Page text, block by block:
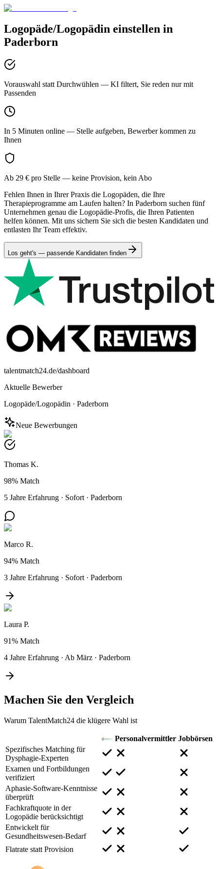
Logopäde/Logopädin einstellen in
Paderborn
Vorauswahl statt Durchwühlen — KI filtert, Sie reden nur mit
Passenden
In 5 Minuten online — Stelle aufgeben, Bewerber kommen zu
Ihnen
Ab 29 € pro Stelle — keine Provision, kein Abo
Fehlen Ihnen in Ihrer Praxis die Logopäden, die Ihre
Therapieprogramme am Laufen halten? In Paderborn suchen fünf
Unternehmen genau die Logopädie-Profis, die Ihren Patienten
helfen können. Mit uns sichern Sie sich die besten Kandidaten und
entlasten Ihr Team effektiv.
Los geht's — passende Kandidaten finden
talentmatch24.de/dashboard
Aktuelle Bewerber
Logopäde/Logopädin · Paderborn
Neue Bewerbungen
Thomas K.
98% Match
5 Jahre Erfahrung · Sofort · Paderborn
Marco R.
94% Match
3 Jahre Erfahrung · Sofort · Paderborn
Laura P.
91% Match
4 Jahre Erfahrung · Ab März · Paderborn
Machen Sie den Vergleich
Warum TalentMatch24 die klügere Wahl ist
Personalvermittler Jobbörsen
Spezifisches Matching für
Dysphagie-Experten
Examen und Fortbildungen
verifiziert
Aphasie-Software-Kenntnisse
überprüft
Fachkraftquote in der
Logopädie berücksichtigt
Entwickelt für
Gesundheitswesen-Bedarf
Flatrate statt Provision